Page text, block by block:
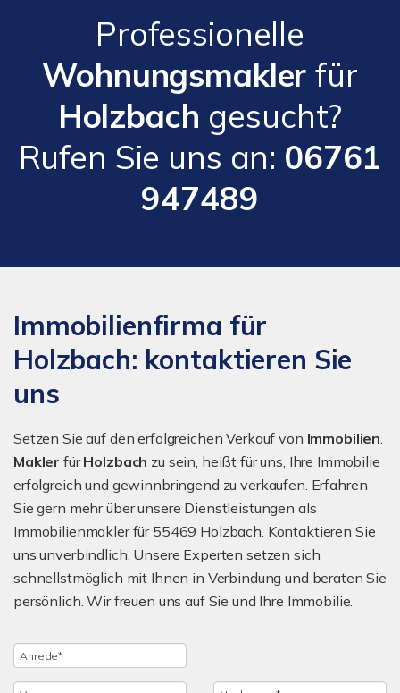
Professionelle
Wohnungsmaklerfür
Holzbach gesucht?
Rufen Sie uns an: 06761
947489
Immobilienfirma für
Holzbach: kontaktieren Sie
uns
Setzen Sie auf den erfolgreichen Verkauf von Immobilien.
Makler fürHolzbach zu sein, heißt für uns, Ihre Immobilie
erfolgreich und gewinnbringend zu verkaufen. Erfahren
Sie gern mehr über unsere Dienstleistungen als
Immobilienmakler für 55469 Holzbach. Kontaktieren Sie
uns unverbindlich. Unsere Experten setzen sich
schnellstmöglich mit Ihnen in Verbindung und beraten Sie
persönlich. Wir freuen uns auf Sie und Ihre Immobilie.